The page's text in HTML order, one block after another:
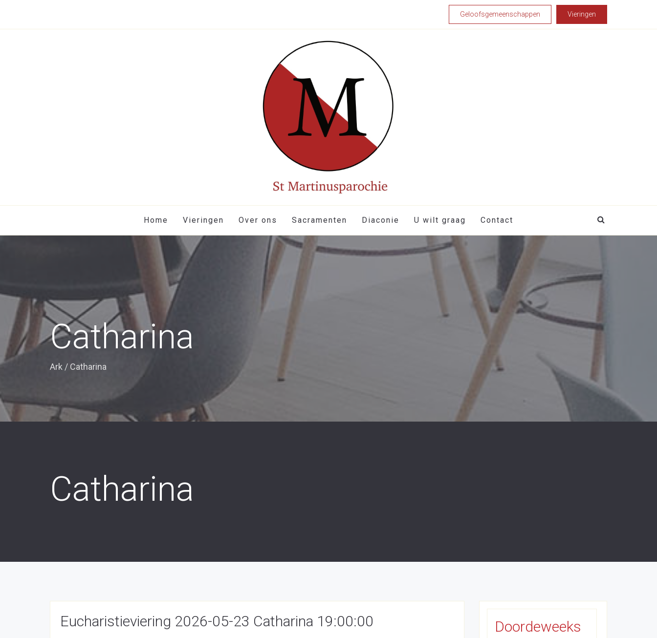
Geloofsgemeenschappen Vieringen
Home Vieringen Over ons Sacramenten Diaconie U wilt graag Contact
Catharina
Ark / Catharina
Catharina
Eucharistieviering 2026-05-23 Catharina 19:00:00
Doordeweeks